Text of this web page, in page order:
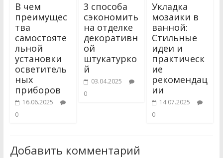
В чем
преимущес
тва
самостояте
льной
установки
осветитель
ных
приборов
16.06.2025
0
3 способа
сэкономить
на отделке
декоративн
ой
штукатурко
й
03.04.2025
0
Укладка
мозаики в
ванной:
Стильные
идеи и
практическ
ие
рекомендац
ии
14.07.2025
0
Добавить комментарий